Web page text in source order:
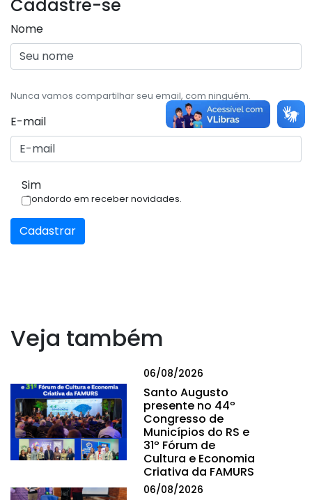
Cadastre-se
Nome
Nunca vamos compartilhar seu email, com ninguém.
E-mail
Sim
Condordo em receber novidades.
Cadastrar
Veja também
06/08/2026
Santo Augusto
presente no 44º
Congresso de
Municípios do RS e
31º Fórum de
Cultura e Economia
Criativa da FAMURS
06/08/2026